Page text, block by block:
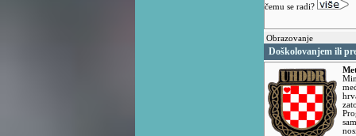
čemu se radi?
Obrazovanje
Doškolovanjem ili